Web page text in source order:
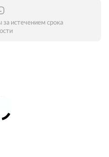
истечением срока